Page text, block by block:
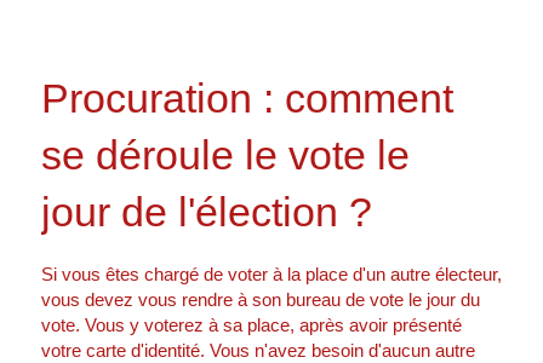
Procuration : comment
se déroule le vote le
jour de l'élection ?
Si vous êtes chargé de voter à la place d'un autre électeur,
vous devez vous rendre à son bureau de vote le jour du
vote. Vous y voterez à sa place, après avoir présenté
votre carte d'identité. Vous n'avez besoin d'aucun autre